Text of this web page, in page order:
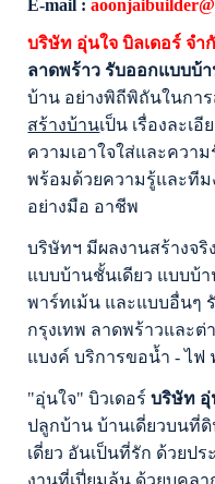
E-mail :
บริษัท อุ่นใจ บิลเดอร์ จำ
ลาดพร้าว รับออกแบบบ้
บ้าน อย่างพิถีพิถันในกา
สร้างบ้านเป็น เรื่องละเ
ความเอาใจใส่และควา
พร้อมด้วยความรู้และที
อย่างมือ อาชีพ
บริษัทฯ มีผลงานสร้างจ
แบบบ้านชั้นเดียว แบบบ้
พาร์ทเม้น และแบบอื่นๆ
กรุงเทพ ลาดพร้าวและต่
แบงค์ บริการขอน้ำ - ไฟ
"อุ่นใจ" บิวเดอร์ บริษัท อุ่
ปลูกบ้านบ้านเดี่ยวบนที่
เดี่ยว อันเป็นที่รัก ด้วยป
งานที่เปี่ยมล้น ด้วยบุคล